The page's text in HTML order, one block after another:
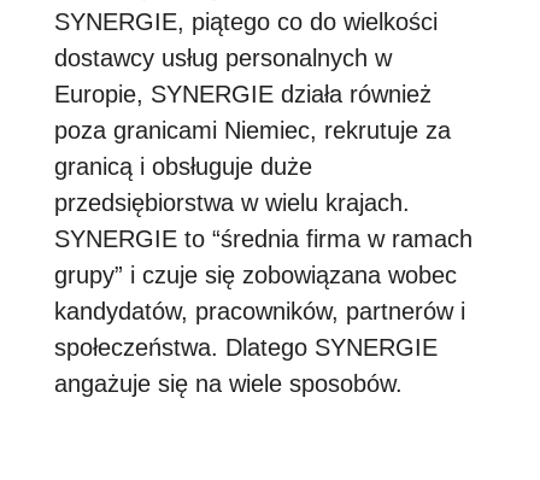
SYNERGIE, piątego co do wielkości
dostawcy usług personalnych w
Europie, SYNERGIE działa również
poza granicami Niemiec, rekrutuje za
granicą i obsługuje duże
przedsiębiorstwa w wielu krajach.
SYNERGIE to “średnia firma w ramach
grupy” i czuje się zobowiązana wobec
kandydatów, pracowników, partnerów i
społeczeństwa. Dlatego SYNERGIE
angażuje się na wiele sposobów.